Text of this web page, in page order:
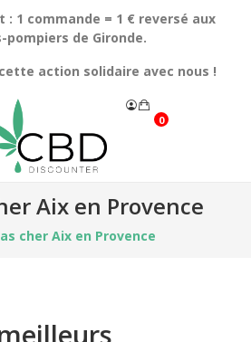
: 1 commande = 1 € reversé aux
pompiers de Gironde.
action solidaire avec nous !
0
Aix en Provence
cher Aix en Provence